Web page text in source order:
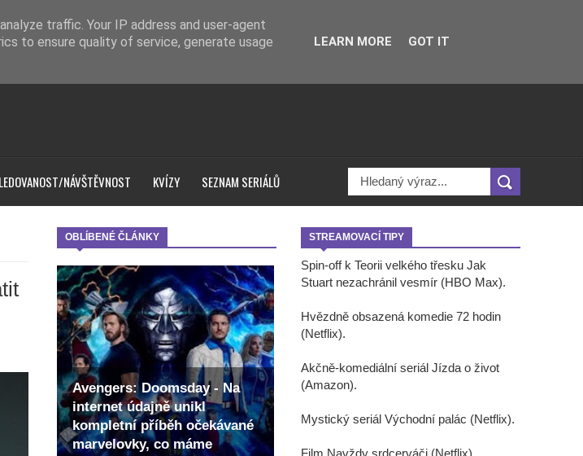
NÁVŠTĚVNOST KVÍZY SEZNAM SERIÁLŮ
OBLÍBENÉ ČLÁNKY
Avengers: Doomsday - Na
internet údajně unikl
kompletní příběh očekávané
marvelovky, co máme
STREAMOVACÍ TIPY
Spin-off k Teorii velkého třesku Jak
Stuart nezachránil vesmír (HBO Max).
Hvězdně obsazená komedie 72 hodin
(Netflix).
Akčně-komediální seriál Jízda o život
(Amazon).
Mystický seriál Východní palác (Netflix).
Film Navždy srdcerváči (Netflix).
traffic. Your IP address and user-agent
to ensure quality of service, generate usage
LEARN MORE GOT IT